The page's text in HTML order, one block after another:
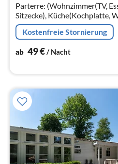
Parterre: (Wohnzimmer(TV,
Sitzecke), Küche(Kochplatte,
Kaffeemaschine, Backofen,
Kühlschrank, Tiefkühlschrank, , )
Kostenfreie Stornierung
ab 49€ / Nacht